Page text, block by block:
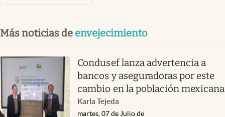
Más noticias de envejecimiento
Condusef lanza advertencia a
bancos y aseguradoras por este
cambio en la población mexicana
Karla Tejeda
martes, 07 de Julio de